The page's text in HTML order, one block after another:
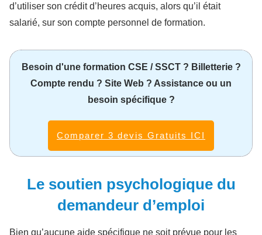
d’utiliser son crédit d’heures acquis, alors qu’il était
salarié, sur son compte personnel de formation.
Besoin d'une formation CSE / SSCT ? Billetterie ?
Compte rendu ? Site Web ? Assistance ou un
besoin spécifique ?
Comparer 3 devis Gratuits ICI
Le soutien psychologique du
demandeur d’emploi
Bien qu’aucune aide spécifique ne soit prévue pour les